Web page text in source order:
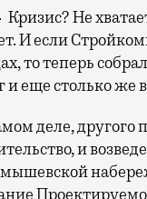
Кризис? Не
И если
то теперь
и еще столько же
деле, другого
и